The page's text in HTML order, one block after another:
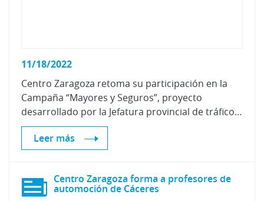
11/18/2022
Centro Zaragoza retoma su participación en la
Campaña “Mayores y Seguros”, proyecto
desarrollado por la Jefatura provincial de tráfico de Zaragoza y dirigido a las personas mayores
Leer más
Centro Zaragoza forma a profesores de
automoción de Cáceres